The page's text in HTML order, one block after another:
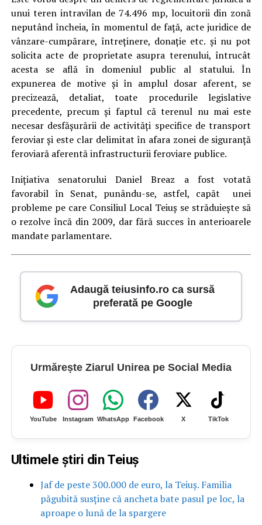
unui teren intravilan de 74.496 mp, locuitorii din zonă
neputând încheia, în momentul de față, acte juridice de
vânzare-cumpărare, întreținere, donație etc. și nu pot
solicita acte de proprietate asupra terenului, întrucât
acesta se află în domeniul public al statului. În
expunerea de motive și în amplul dosar aferent, se
precizează, detaliat, toate procedurile legislative
precedente, precum și faptul că terenul nu mai este
necesar desfășurării de activități specifice de transport
feroviar și este clar delimitat în afara zonei de siguranță
feroviară aferentă infrastructurii feroviare publice.
Inițiativa senatorului Daniel Breaz a fost votată
favorabil în Senat, punându-se, astfel, capăt unei
probleme pe care Consiliul Local Teiuș se străduiește să
o rezolve încă din 2009, dar fără succes în anterioarele
mandate parlamentare.
Adaugă teiusinfo.ro ca sursă
preferată pe Google
Urmărește Ziarul Unirea pe Social Media
YouTube Instagram WhatsApp Facebook X TikTok
Ultimele știri din Teiuș
Jaf de peste 300.000 de euro, la Teiuș. Familia
păgubită susține că ancheta bate pasul pe loc, la
aproape o lună de la spargere